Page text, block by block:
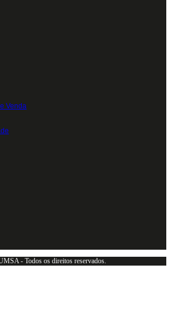
Venda
- Todos os direitos reservados.